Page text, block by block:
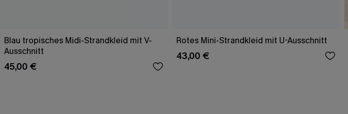
Blau tropisches Midi-Strandkleid mit V-
Ausschnitt
45,00 €
Rotes Mini-Strandkleid mit U-Ausschnitt
43,00 €